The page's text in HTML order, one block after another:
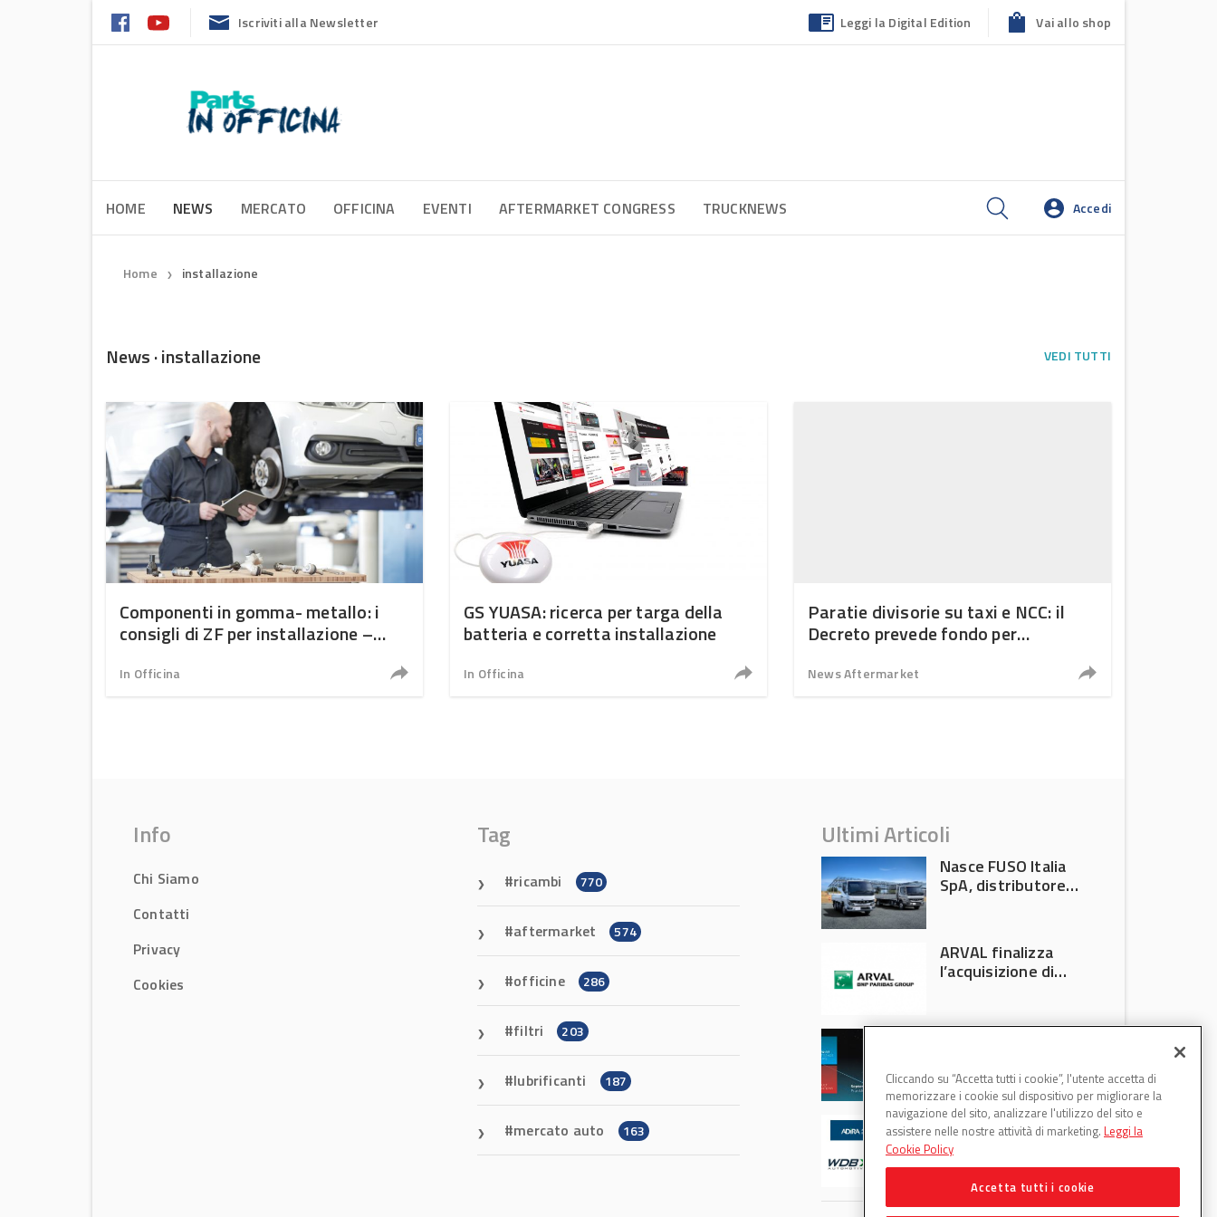
Iscriviti alla Newsletter Leggi la Digital Edition Vai allo shop
HOME NEWS MERCATO OFFICINA EVENTI AFTERMARKET CONGRESS TRUCKNEWS Accedi
Home ❯ installazione
News · installazione VEDI TUTTI
Componenti in gomma- metallo: i
consigli di ZF per installazione –
In Officina
GS YUASA: ricerca per targa della
batteria e corretta installazione
In Officina
Paratie divisorie su taxi e NCC: il
Decreto prevede fondo per
News Aftermarket
Info
Chi Siamo
Contatti
Privacy
Cookies
Tag
ricambi 770
aftermarket 574
officine 286
filtri 203
lubrificanti 187
mercato auto 163
Ultimi Articoli
Nasce FUSO Italia
SpA, distributore
ARVAL finalizza
l’acquisizione di
Francoforte 2026
WDB Automotive
(Axitecnica) e Di.Pa.
Sport entrano in
ADIRA
Cliccando su “Accetta tutti i cookie”, l'utente accetta di
memorizzare i cookie sul dispositivo per migliorare la
navigazione del sito, analizzare l'utilizzo del sito e
assistere nelle nostre attività di marketing. Leggi la
Cookie Policy
Accetta tutti i cookie